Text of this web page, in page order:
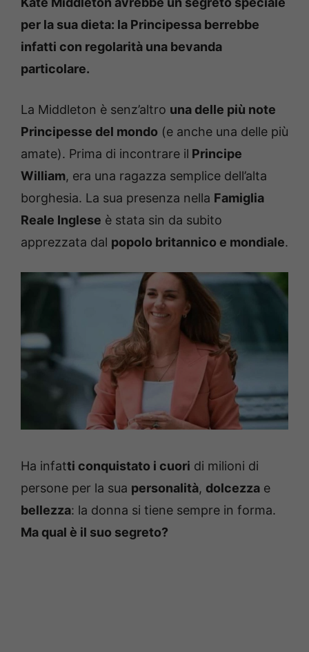
per la sua dieta: la Principessa berrebbe
infatti con regolarità una bevanda
particolare.
La Middleton è senz’altro una delle più note
Principesse del mondo (e anche una delle più
amate). Prima di incontrare il Principe
William, era una ragazza semplice dell’alta
borghesia. La sua presenza nella Famiglia
Reale Inglese è stata sin da subito
apprezzata dal popolo britannico e mondiale.
Ha infatti conquistato i cuori di milioni di
persone per la sua personalità, dolcezza e
bellezza: la donna si tiene sempre in forma.
Ma qual è il suo segreto?